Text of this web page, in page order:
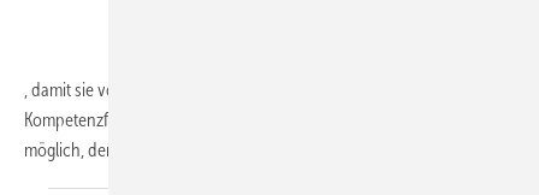
, damit sie von Bauherren und Endverwendern mit ihren
Kompetenzfeldern gefunden werden. In der Datenbank ist es ebenso
möglich, den jeweiligen Lehrberuf und die Anzahl